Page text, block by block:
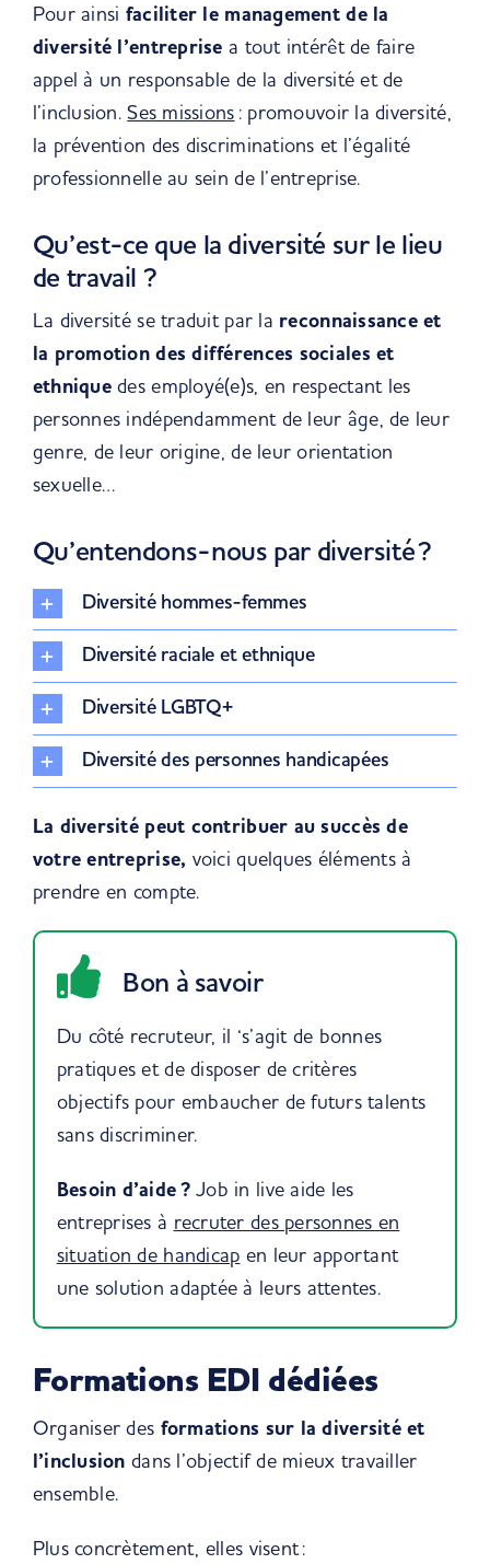
Pour ainsi faciliter le management de la
diversité l’entreprise a tout intérêt de faire
appel à un responsable de la diversité et de
l’inclusion.Ses missions : promouvoir la diversité,
la prévention des discriminations et l’égalité
professionnelle au sein de l’entreprise.
Qu’est-ce que la diversité sur le lieu
de travail ?
La diversité se traduit par la reconnaissance et
la promotion des différences sociales et
ethniquedes employé(e)s, en respectant les
personnes indépendamment de leur âge, de leur
genre, de leur origine, de leur orientation
sexuelle…
Qu’entendons-nous par diversité ?
Diversité hommes-femmes
Diversité raciale et ethnique
Diversité LGBTQ+
Diversité des personnes handicapées
La diversité peut contribuer au succès de
votre entreprise, voici quelques éléments à
prendre en compte.
Bon à savoir
Du côté recruteur, il ‘s’agit de bonnes
pratiques et de disposer de critères
objectifs pour embaucher de futurs talents
sans discriminer.
Besoin d’aide ?Job in live aide les
entreprises à recruter des personnes en
situation de handicap en leur apportant
une solution adaptée à leurs attentes.
Formations EDI dédiées
Organiser des formations sur la diversité et
l’inclusion dans l’objectif de mieux travailler
ensemble.
Plus concrètement, elles visent :